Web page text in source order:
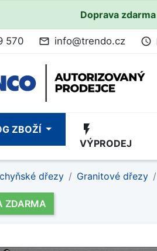
Doprava
570 mail_outline info@trendo.cz access_time
ZBOŽÍ flash_on
VÝPRODEJ
dřezy Granitové dřezy
ZDARMA